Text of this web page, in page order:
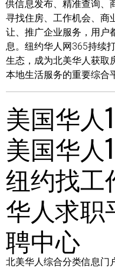
供信息发布、精准查询、
寻找住房、工作机会、商
让、推广企业服务，用户
息。纽约华人网365持续
生态，成为北美华人获取
本地生活服务的重要综合
美国华人
美国华人
纽约找工
华人求职
聘中心
北美华人综合分类信息门